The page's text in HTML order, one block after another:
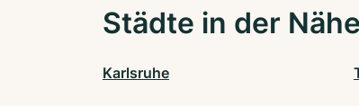
Städte in der Nähe
Karlsruhe